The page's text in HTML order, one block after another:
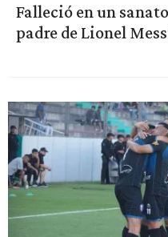
Falleció en un
padre de Lionel